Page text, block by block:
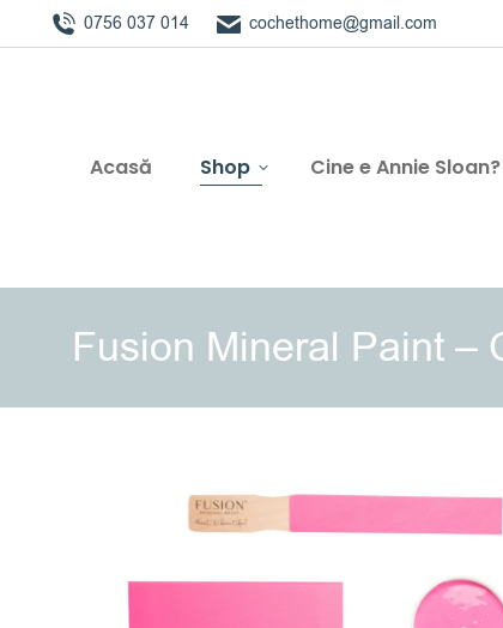
0756 037 014 cochethome@gmail.com
Acasă Shop Cine e Annie Sloan?
Fusion Mineral Paint –